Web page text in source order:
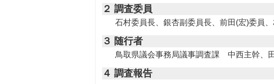
２ 調査委員
石村委員長、銀杏副委員長、前田(宏)委員
３ 随行者
鳥取県議会事務局議事調査課 中西主幹、
４ 調査報告